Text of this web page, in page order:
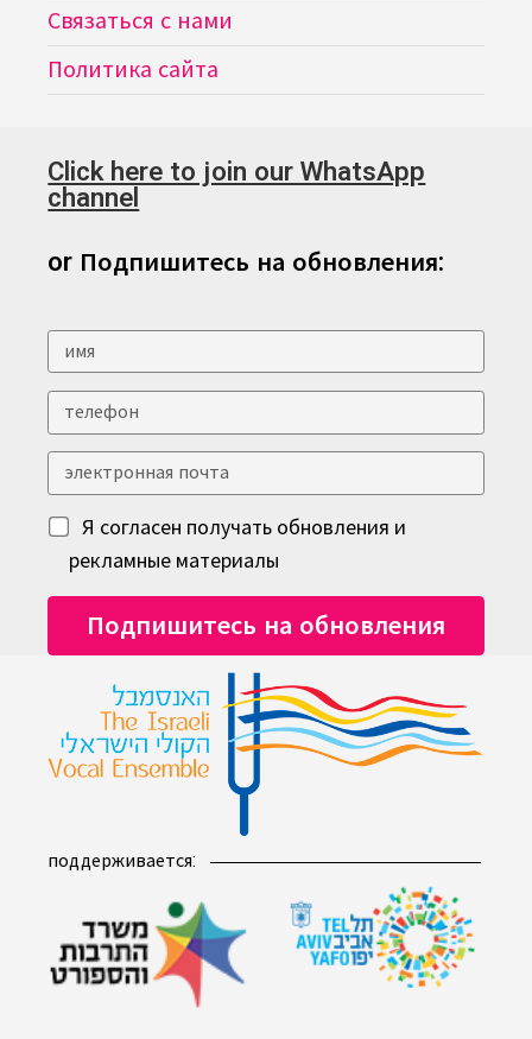
Связаться с нами
Политика сайта
Click here to join our WhatsApp
channel
or Подпишитесь на обновления:
Я согласен получать обновления и
рекламные материалы
поддерживается: